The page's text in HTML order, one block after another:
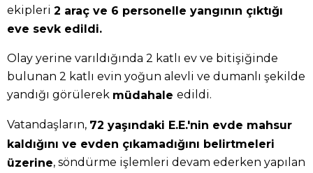
ekipleri 2 araç ve 6 personelle yangının çıktığı
eve sevk edildi.
Olay yerine varıldığında 2 katlı ev ve bitişiğinde
bulunan 2 katlı evin yoğun alevli ve dumanlı şekilde
yandığı görülerek müdahale edildi.
Vatandaşların, 72 yaşındaki E.E.'nin evde mahsur
kaldığını ve evden çıkamadığını belirtmeleri
üzerine, söndürme işlemleri devam ederken yapılan